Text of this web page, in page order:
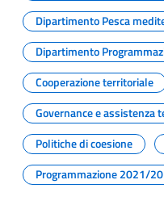
Dipartimento Pesca
Dipartimento
Cooperazione territoriale
Governance e assistenza
Politiche di coesione
Programmazione 2021/